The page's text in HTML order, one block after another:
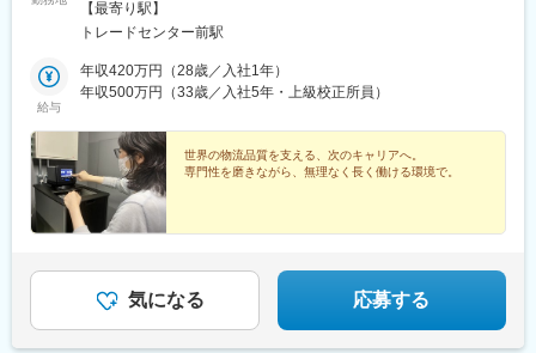
ITM棟 4F※転勤はありません※受動喫煙対策：あり（館内全面禁
煙、喫煙スペースあり）
【最寄り駅】
トレードセンター前駅
給与
年収420万円（28歳／入社1年）
年収500万円（33歳／入社5年・上級校正所員）
世界の物流品質を支える、次のキャリアへ。
専門性を磨きながら、無理なく長く働ける環境で。
気になる 応募する